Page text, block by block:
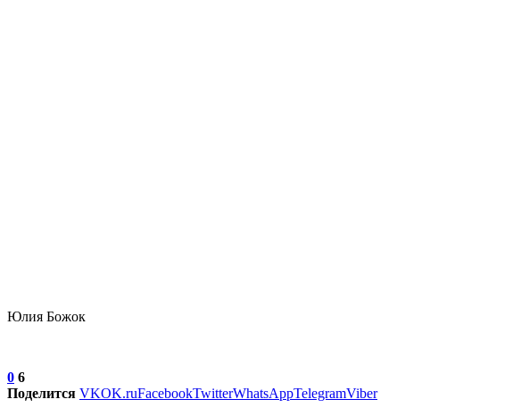
Юлия Божок
0 6
Поделится VKOK.ruFacebookTwitterWhatsAppTelegramViber